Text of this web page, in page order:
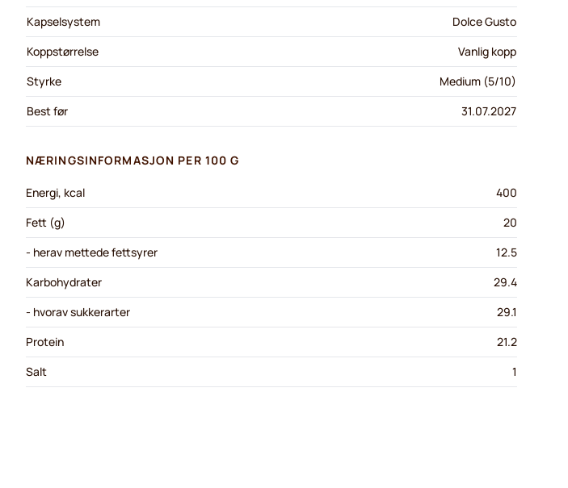
Kapselsystem
Dolce Gusto
Koppstørrelse
Vanlig kopp
Styrke
Medium (5/10)
Best før
31.07.2027
NÆRINGSINFORMASJON PER 100 G
Energi, kcal
400
Fett (g)
20
- herav mettede fettsyrer
12.5
Karbohydrater
29.4
- hvorav sukkerarter
29.1
Protein
21.2
Salt
1